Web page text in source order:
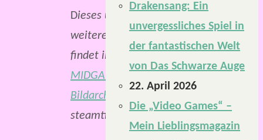
Dieses und
weitere Bilder
findet ihr im
MIDGARD-
Bildarchiv
steamtinkerer.de
melden
sich
mit
einer
neuen
Podcast-
Episode
Drakensang: Ein
unvergessliches Spiel in
der fantastischen Welt
von Das Schwarze Auge
22. April 2026
Die „Video Games“ –
Mein Lieblingsmagazin